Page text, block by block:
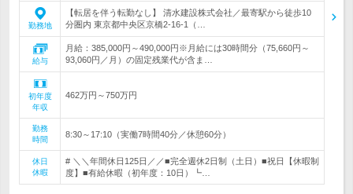
勤務地
【転居を伴う転勤なし】 清水建設株式会社／最寄駅から徒歩10
分圏内 東京都中央区京橋2-16-1（…
給与
月給：385,000円～490,000円※月給には30時間分（75,660円～
93,060円／月）の固定残業代が含ま…
初年度
年収
462万円～750万円
勤務
時間
8:30～17:10（実働7時間40分／休憩60分）
休日
休暇
# ＼＼年間休日125日／／■完全週休2日制（土日）■祝日【休暇制
度】■有給休暇（初年度：10日）┗…